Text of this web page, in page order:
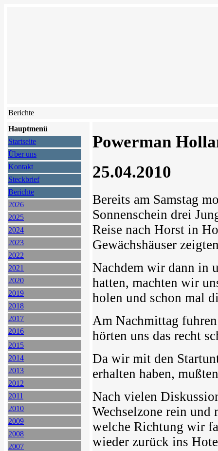
Berichte
Hauptmenü
Startseite
Über uns
Kontakt
Steckbrief
Berichte
2026
2025
2024
2023
2022
2021
2020
2019
2018
2017
2016
2015
2014
2013
2012
2011
2010
2009
2008
2007
Powerman
25.04.2010
Bereits am Samstag
Sonnenschein drei
Reise nach Horst in
Gewächshäuser
Nachdem wir dann in
hatten, machten wir
holen und schon mal
Am Nachmittag
hörten uns das recht
Da wir mit den
erhalten haben,
Nach vielen
Wechselzone rein und
welche Richtung wir
wieder zurück ins